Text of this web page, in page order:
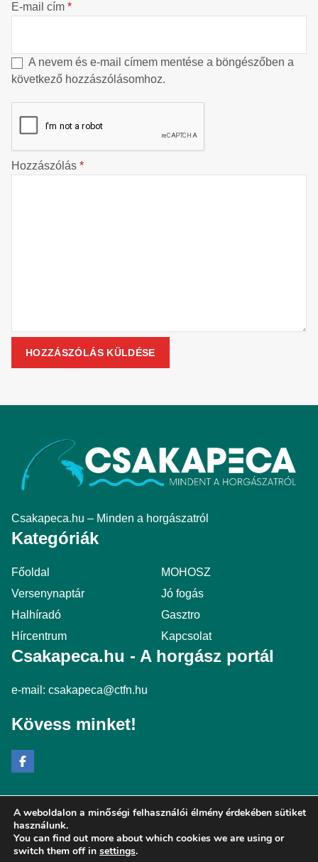
E-mail cím *
A nevem és e-mail címem mentése a böngészőben a
következő hozzászólásomhoz.
Hozzászólás *
Csakapeca.hu – Minden a horgászatról
Kategóriák
Főoldal
MOHOSZ
Versenynaptár
Jó fogás
Halhíradó
Gasztro
Hírcentrum
Kapcsolat
Csakapeca.hu - A horgász portál
e-mail: csakapeca@ctfn.hu
Kövess minket!
Copyright © 2024 csakapeca.hu. Minden jog fenntartva.
Általános Szerződési Feltételek
Adatkezelési Nyilatkozat
A weboldalon a minőségi felhasználói élmény érdekében sütiket
használunk.
You can find out more about which cookies we are using or
switch them off in settings.